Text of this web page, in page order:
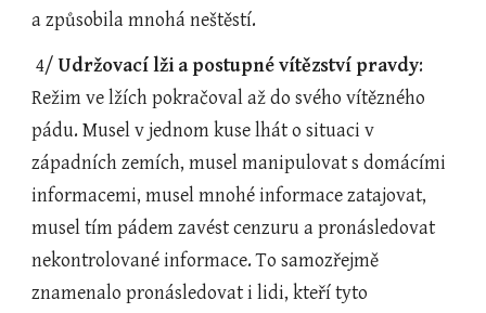
a způsobila mnohá neštěstí.
4/ Udržovací lži a postupné vítězství pravdy:
Režim ve lžích pokračoval až do svého vítězného
pádu. Musel v jednom kuse lhát o situaci v
západních zemích, musel manipulovat s domácími
informacemi, musel mnohé informace zatajovat,
musel tím pádem zavést cenzuru a pronásledovat
nekontrolované informace. To samozřejmě
znamenalo pronásledovat i lidi, kteří tyto